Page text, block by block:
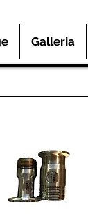
Galleria